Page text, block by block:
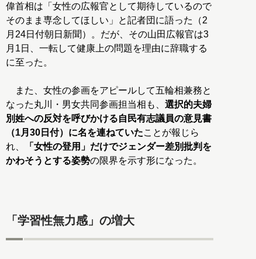
偉首相は「女性の広報官として期待しているので
そのまま専念してほしい」と記者団に語った（2
月24日付朝日新聞）。だが、その山田広報官は3
月1日、一転して健康上の問題を理由に辞職する
に至った。
また、女性の参画をアピールして五輪相兼務と
なった丸川・男女共同参画担当相も、 選択的夫婦
別姓への反対を呼びかける自民有志議員の意見書
（1月30日付）に名を連ねていたことが報じら
れ、
「女性の登用」だけでジェンダー差別批判を
かわそうとする姿勢の限界を示す形になった。
「学習性無力感」の増大